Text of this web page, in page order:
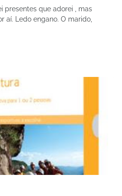
presentes que adorei , mas
aí. Ledo engano. O marido,